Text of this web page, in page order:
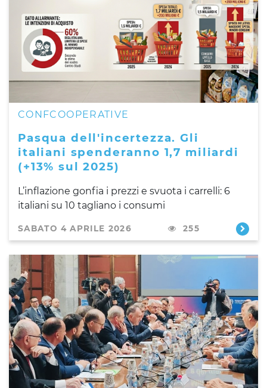
CONFCOOPERATIVE
Pasqua dell'incertezza. Gli
italiani spenderanno 1,7 miliardi
(+13% sul 2025)
L’inflazione gonfia i prezzi e svuota i carrelli: 6
italiani su 10 tagliano i consumi
SABATO 4 APRILE 2026 255